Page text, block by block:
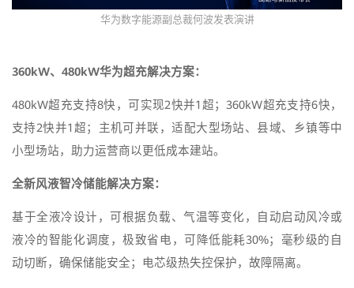
华为数字能源副总裁何波发表演讲
360kW、480kW华为超充解决方案：
480kW超充支持8快，可实现2快并1超；360kW超充支持6快，
支持2快并1超；主机可并联，适配大型场站、县域、乡镇等中
小型场站，助力运营商以更低成本建站。
全新风液智冷储能解决方案：
基于全液冷设计，可根据负载、气温等变化，自动启动风冷或
液冷的智能化调度，极致省电，可降低能耗30%；毫秒级的自
动切断，确保储能安全；电芯级热失控保护，故障隔离。